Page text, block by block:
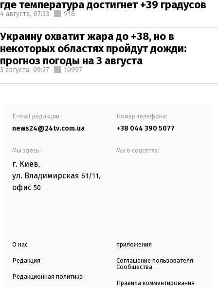
где температура достигнет +39 градусов
4 августа, 07:33 918
Украину охватит жара до +38, но в
некоторых областях пройдут дожди:
прогноз погоды на 3 августа
3 августа, 09:27 10997
E-mail редакции
news24@24tv.com.ua
Номер телефона:
+38 044 390 5077
Мы здесь:
г. Киев,
ул. Владимирская 61/11,
офис 50
Мы в соцсетях:
О нас
Редакция
Редакционная политика
приложения
Соглашение пользователя
Сообщества
Правила комментирования